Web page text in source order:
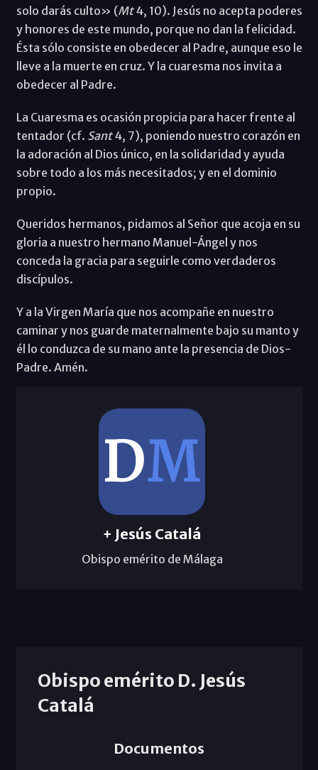
solo darás culto» (Mt4, 10). Jesús no acepta poderes
y honores de este mundo, porque no dan la felicidad.
Ésta sólo consiste en obedecer al Padre, aunque eso le
lleve a la muerte en cruz. Y la cuaresma nos invita a
obedecer al Padre.
La Cuaresma es ocasión propicia para hacer frente al
tentador (cf. Sant4, 7), poniendo nuestro corazón en
la adoración al Dios único, en la solidaridad y ayuda
sobre todo a los más necesitados; y en el dominio
propio.
Queridos hermanos, pidamos al Señor que acoja en su
gloria a nuestro hermano Manuel-Ángel y nos
conceda la gracia para seguirle como verdaderos
discípulos.
Y a la Virgen María que nos acompañe en nuestro
caminar y nos guarde maternalmente bajo su manto y
él lo conduzca de su mano ante la presencia de Dios-
Padre. Amén.
+ Jesús Catalá
Obispo emérito de Málaga
Obispo emérito D. Jesús
Catalá
Documentos